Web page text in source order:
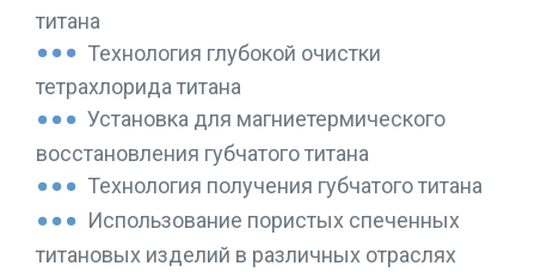
титана
Технология глубокой очистки
тетрахлорида титана
Установка для магниетермического
восстановления губчатого титана
Технология получения губчатого титана
Использование пористых спеченных
титановых изделий в различных отраслях